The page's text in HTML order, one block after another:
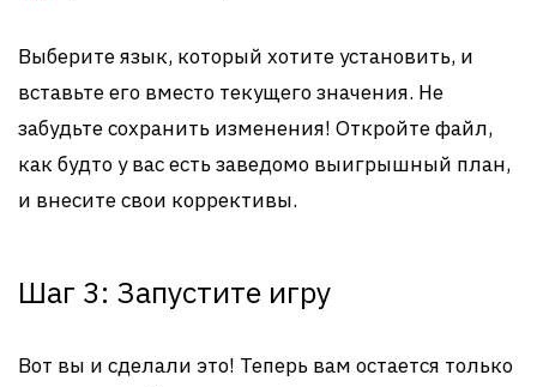
Выберите язык, который хотите установить, и
вставьте его вместо текущего значения. Не
забудьте сохранить изменения! Откройте файл,
как будто у вас есть заведомо выигрышный план,
и внесите свои коррективы.
Шаг 3: Запустите игру
Вот вы и сделали это! Теперь вам остается только